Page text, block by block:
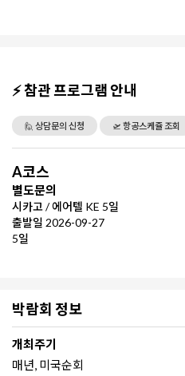
⚡ 참관 프로그램 안내
🙋 상담문의 신청 🛫 항공스케쥴 조회
A코스
별도문의
시카고 / 에어텔 KE 5일
출발일 2026-09-27
5일
박람회 정보
개최주기
매년, 미국순회